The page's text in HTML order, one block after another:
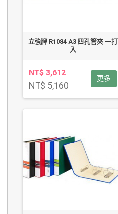
立強牌 R1084 A3 四孔管夾 一打
入
NT$ 3,612
NT$ 5,160
更多